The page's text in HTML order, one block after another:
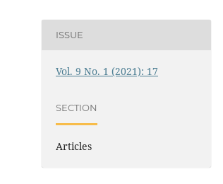
ISSUE
Vol. 9 No. 1 (2021): 17
SECTION
Articles